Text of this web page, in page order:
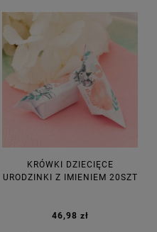
KRÓWKI DZIECIĘCE
URODZINKI Z IMIENIEM 20SZT
46,98 zł